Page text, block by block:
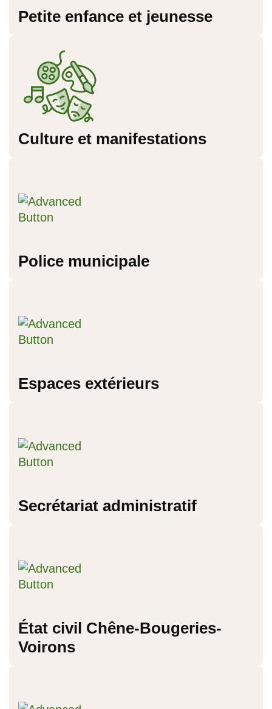
Petite enfance et jeunesse
Culture et manifestations
Police municipale
Espaces extérieurs
Secrétariat administratif
État civil Chêne-Bougeries-
Voirons